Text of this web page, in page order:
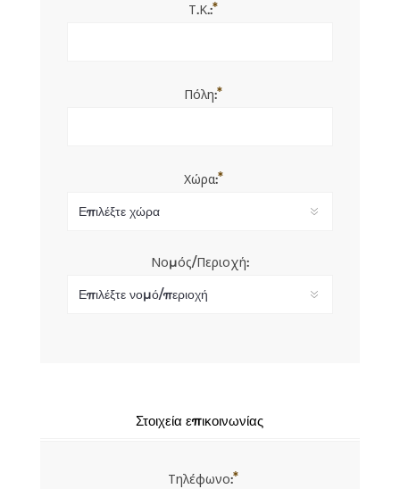
Τ.Κ.:*
Πόλη:*
Χώρα:*
Νομός/Περιοχή:
Στοιχεία επικοινωνίας
Τηλέφωνο:*